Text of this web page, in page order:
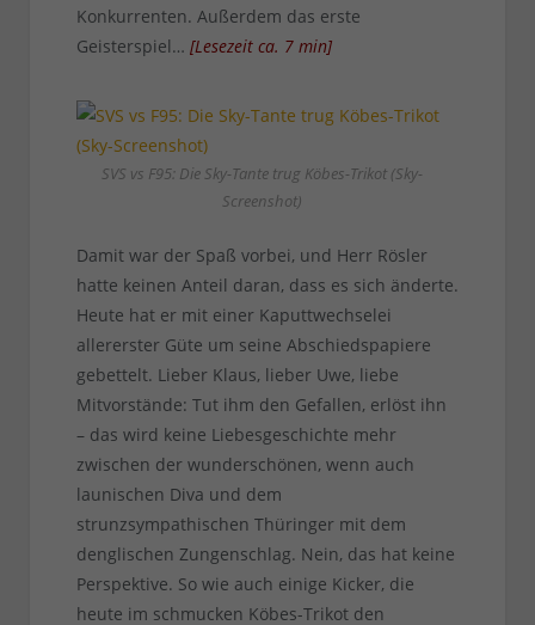
Konkurrenten. Außerdem das erste
Geisterspiel… [Lesezeit ca. 7 min]
SVS vs F95: Die Sky-Tante trug Köbes-Trikot (Sky-
Screenshot)
Damit war der Spaß vorbei, und Herr Rösler
hatte keinen Anteil daran, dass es sich änderte.
Heute hat er mit einer Kaputtwechselei
allererster Güte um seine Abschiedspapiere
gebettelt. Lieber Klaus, lieber Uwe, liebe
Mitvorstände: Tut ihm den Gefallen, erlöst ihn
– das wird keine Liebesgeschichte mehr
zwischen der wunderschönen, wenn auch
launischen Diva und dem
strunzsympathischen Thüringer mit dem
denglischen Zungenschlag. Nein, das hat keine
Perspektive. So wie auch einige Kicker, die
heute im schmucken Köbes-Trikot den